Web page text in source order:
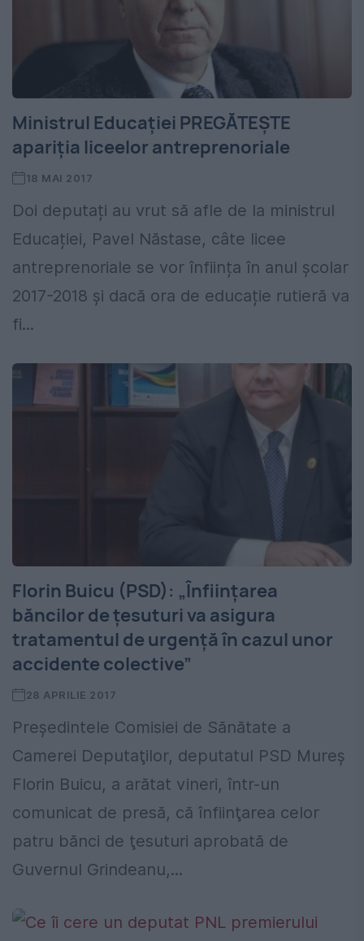
Ministrul Educației PREGĂTEȘTE
apariția liceelor antreprenoriale
18 MAI 2017
Doi deputați au vrut să afle de la ministrul
Educației, Pavel Năstase, câte licee
antreprenoriale se vor înființa în anul școlar
2017-2018 și dacă ora de educație rutieră va
fi...
Florin Buicu (PSD): „Înfiinţarea
băncilor de ţesuturi va asigura
tratamentul de urgenţă în cazul unor
accidente colective”
28 APRILIE 2017
Preşedintele Comisiei de Sănătate a
Camerei Deputaţilor, deputatul PSD Mureş
Florin Buicu, a arătat vineri, într-un
comunicat de presă, că înfiinţarea celor
patru bănci de ţesuturi aprobată de
Guvernul Grindeanu,...